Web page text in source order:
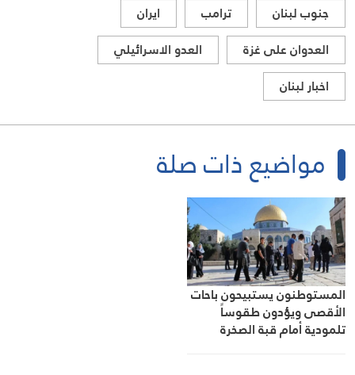
جنوب لبنان
ترامب
ايران
العدوان على غزة
العدو الاسرائيلي
اخبار لبنان
مواضيع ذات صلة
المستوطنون يستبيحون باحات
الأقصى ويؤدون طقوساً
تلمودية أمام قبة الصخرة